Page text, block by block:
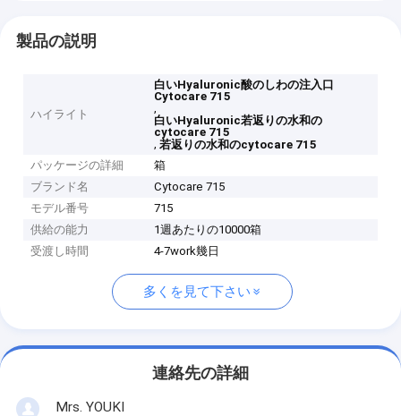
製品の説明
ハイライト
白いHyaluronic酸のしわの注入口
Cytocare 715
,
白いHyaluronic若返りの水和の
cytocare 715
,若返りの水和のcytocare 715
パッケージの詳細
箱
ブランド名
Cytocare 715
モデル番号
715
供給の能力
1週あたりの10000箱
受渡し時間
4-7work幾日
多くを見て下さい
連絡先の詳細
Mrs. YOUKI